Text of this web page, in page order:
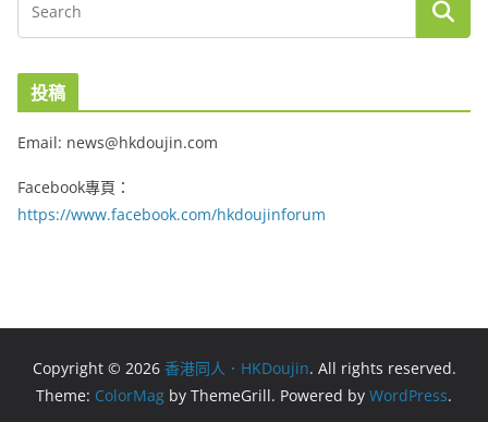
投稿
Email: news@hkdoujin.com
Facebook專頁：
https://www.facebook.com/hkdoujinforum
Copyright © 2026 香港同人．HKDoujin. All rights reserved.
Theme: ColorMag by ThemeGrill. Powered by WordPress.